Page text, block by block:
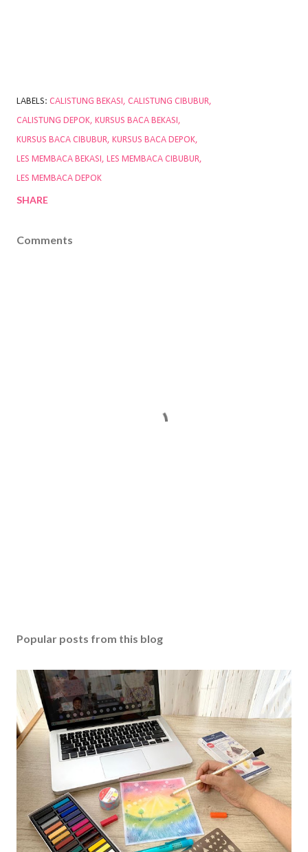
LABELS: CALISTUNG BEKASI
CALISTUNG CIBUBUR
CALISTUNG DEPOK KURSUS BACA BEKASI
KURSUS BACA CIBUBUR KURSUS BACA DEPOK
LES MEMBACA BEKASI
LES MEMBACA CIBUBUR
LES MEMBACA DEPOK
SHARE
Comments
Popular posts from this blog